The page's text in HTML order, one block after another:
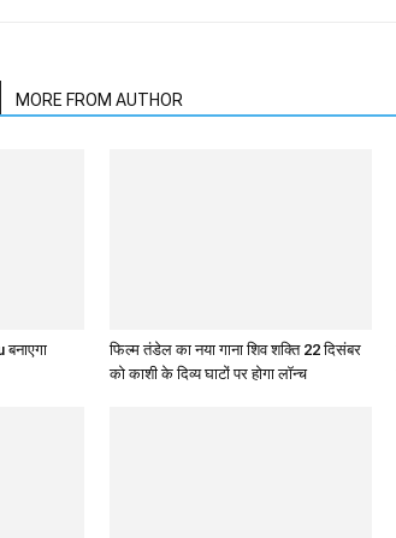
MORE FROM AUTHOR
बनाएगा
फिल्म तंडेल का नया गाना शिव शक्ति 22 दिसंबर
को काशी के दिव्य घाटों पर होगा लॉन्च